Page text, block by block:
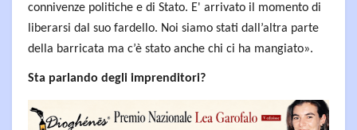
connivenze politiche e di Stato. E' arrivato il momento di
liberarsi dal suo fardello. Noi siamo stati dall’altra parte
della barricata ma c’è stato anche chi ci ha mangiato».
Sta parlando degli imprenditori?